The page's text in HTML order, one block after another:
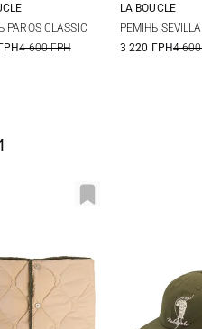
CLASSIC
4 600 ГРН
LA BOUCLE
РЕМIНЬ
3 220 ГРН4